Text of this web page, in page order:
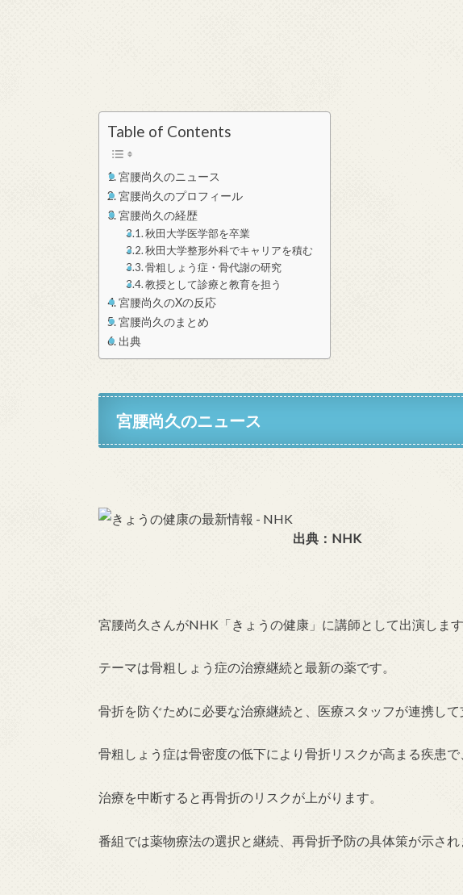
Table of Contents
宮腰尚久のニュース
宮腰尚久のプロフィール
宮腰尚久の経歴
秋田大学医学部を卒業
秋田大学整形外科でキャリアを積む
骨粗しょう症・骨代謝の研究
教授として診療と教育を担う
宮腰尚久のXの反応
宮腰尚久のまとめ
出典
宮腰尚久のニュース
出典：NHK
宮腰尚久さんがNHK「きょうの健康」に講師として出演します
テーマは骨粗しょう症の治療継続と最新の薬です。
骨折を防ぐために必要な治療継続と、医療スタッフが連携して
骨粗しょう症は骨密度の低下により骨折リスクが高まる疾患で
治療を中断すると再骨折のリスクが上がります。
番組では薬物療法の選択と継続、再骨折予防の具体策が示され